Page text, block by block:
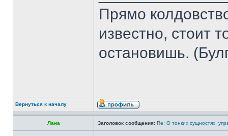
Прямо
известно, стоит
остановишь.
Вернуться к началу
Лана Заголовок сообщения: Re: О тонких сущностях,